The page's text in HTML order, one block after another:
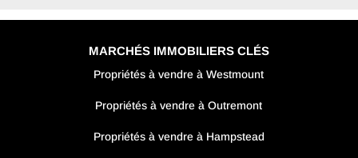
MARCHÉS IMMOBILIERS CLÉS
Propriétés à vendre à Westmount
Propriétés à vendre à Outremont
Propriétés à vendre à Hampstead